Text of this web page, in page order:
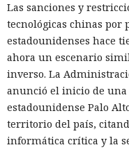
El principal obstáculo
WSUS rechazó
embargo, el análisis de
excepción en la lógica
la extensión .txt o .esd
omite. En el laboratorio
como Ghost.txt, y WSUS
Las sanciones y
tecnológicas chinas por
estadounidenses hace
ahora un escenario
inverso. La
anunció el inicio de
estadounidense Palo
territorio del país,
informática crítica y la